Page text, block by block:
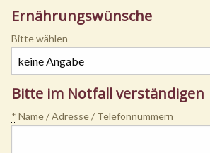
Ernährungswünsche
Bitte wählen
Bitte im Notfall verständigen
* Name / Adresse / Telefonnummern